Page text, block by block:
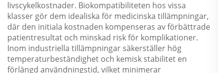
livscykelkostnader. Biokompatibiliteten hos vissa
klasser gör dem idealiska för medicinska tillämpningar,
där den initiala kostnaden kompenseras av förbättrade
patientresultat och minskad risk för komplikationer.
Inom industriella tillämpningar säkerställer hög
temperaturbeständighet och kemisk stabilitet en
förlängd användningstid, vilket minimerar